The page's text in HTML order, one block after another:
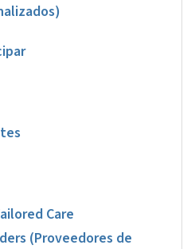
Care
(Proveedores de